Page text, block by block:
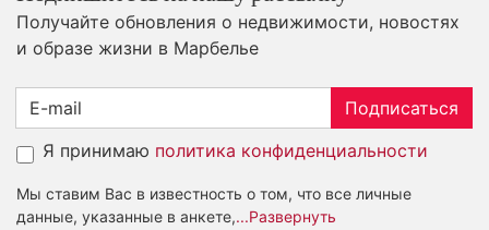
Получайте обновления о недвижимости, новостях
и образе жизни в Марбелье
Подписаться
Я принимаю политика конфиденциальности
Мы ставим Вас в известность о том, что все личные
данные, указанные в анкете,...Развернуть